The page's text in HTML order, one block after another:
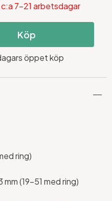
7-21 arbetsdagar
Köp
öppet köp
ring)
(19-51 med ring)